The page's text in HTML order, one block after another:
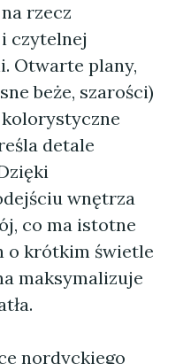
rzecz
czytelnej
Otwarte plany,
beże, szarości)
detale
wnętrza
co ma istotne
o krótkim świetle
maksymalizuje
nordyckiego